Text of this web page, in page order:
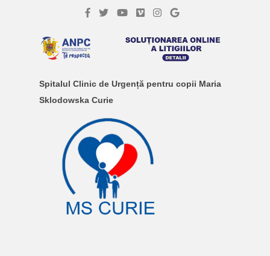
Spitalul Clinic de Urgență pentru copii Maria
Sklodowska Curie